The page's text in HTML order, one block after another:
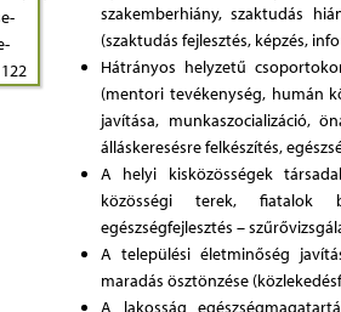
szakemberhiány, szaktudás
(szaktudás fejlesztés, képzés,
Hátrányos helyzetű
(mentori tevékenység, humán
javítása, munkaszocializáció,
álláskeresésre felkészítés,
A helyi kisközösségek
közösségi terek, fiatalok
egészségfejlesztés –
A települési életminőség
maradás ösztönzése
A lakosság